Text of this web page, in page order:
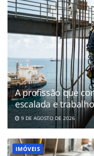
A profissão que
escalada e
9 DE AGOSTO DE 2026
IMÓVEIS